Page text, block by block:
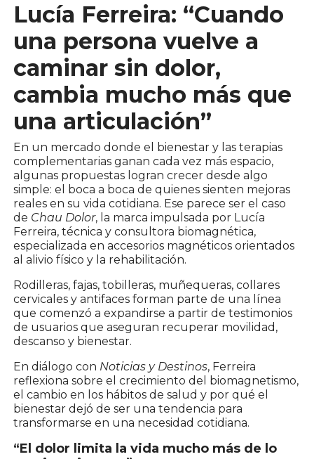
Lucía Ferreira: “Cuando
una persona vuelve a
caminar sin dolor,
cambia mucho más que
una articulación”
En un mercado donde el bienestar y las terapias
complementarias ganan cada vez más espacio,
algunas propuestas logran crecer desde algo
simple: el boca a boca de quienes sienten mejoras
reales en su vida cotidiana. Ese parece ser el caso
de Chau Dolor, la marca impulsada por Lucía
Ferreira, técnica y consultora biomagnética,
especializada en accesorios magnéticos orientados
al alivio físico y la rehabilitación.
Rodilleras, fajas, tobilleras, muñequeras, collares
cervicales y antifaces forman parte de una línea
que comenzó a expandirse a partir de testimonios
de usuarios que aseguran recuperar movilidad,
descanso y bienestar.
En diálogo con Noticias y Destinos, Ferreira
reflexiona sobre el crecimiento del biomagnetismo,
el cambio en los hábitos de salud y por qué el
bienestar dejó de ser una tendencia para
transformarse en una necesidad cotidiana.
“El dolor limita la vida mucho más de lo